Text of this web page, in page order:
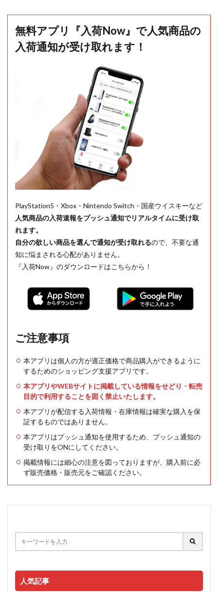
無料アプリ『入荷Now』で人気商品の
入荷通知が受け取れます！
PlayStation5・Xbox・Nintendo Switch・国産ウイスキーなど
人気商品の入荷速報をプッシュ通知でリアルタイムに受け取
れます。
自分の欲しい商品を選んで通知が受け取れるので、不要な通
知に悩まされる心配がありません。
『入荷Now』のダウンロードはこちらから！
ご注意事項
本アプリは個人の方が適正価格で商品購入ができるように
するためのショッピング支援アプリです。
本アプリやWEBサイトに掲載している情報をせどり・転売
目的で利用することを固く禁止いたします。
本アプリが配信する入荷情報・在庫情報は確実な購入を保
証するものではありません。
本アプリはプッシュ通知を使用するため、プッシュ通知の
受け取りをONにしてください。
掲載情報には細心の注意を図っておりますが、購入前に必
ず販売価格・販売元をご確認ください。
人気記事